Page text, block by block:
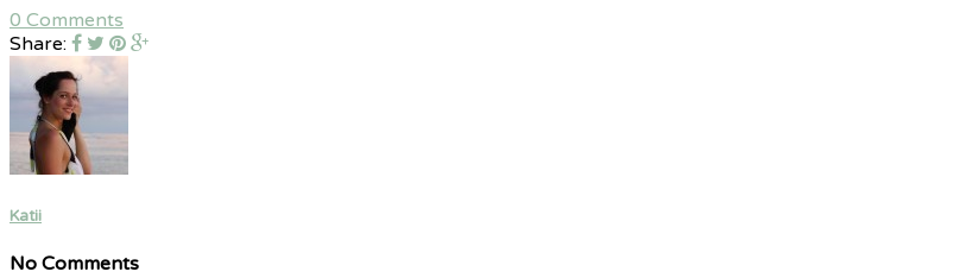
0 Comments
Share:
Katii
No Comments